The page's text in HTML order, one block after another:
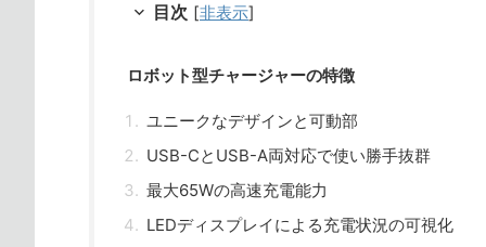
目次 [非表示]
ロボット型チャージャーの特徴
ユニークなデザインと可動部
USB-CとUSB-A両対応で使い勝手抜群
最大65Wの高速充電能力
LEDディスプレイによる充電状況の可視化